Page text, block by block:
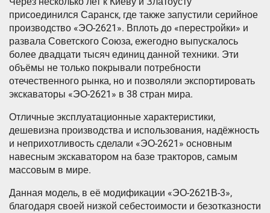
присоединился Саранск, где также запустили серийное
производство «ЭО-2621». Вплоть до «перестройки» и
развала Советского Союза, ежегодно выпускалось
более двадцати тысяч единиц данной техники. Эти
объёмы не только покрывали потребности
отечественного рынка, но и позволяли экспортировать
экскаваторы «ЭО-2621» в 38 стран мира.
Отличные эксплуатационные характеристики,
дешевизна производства и использования, надёжность
и неприхотливость сделали «ЭО-2621» основным
навесным экскаватором на базе тракторов, самым
массовым в мире.
Данная модель, в её модификации «ЭО-2621В-3»,
благодаря своей низкой себестоимости и безотказности